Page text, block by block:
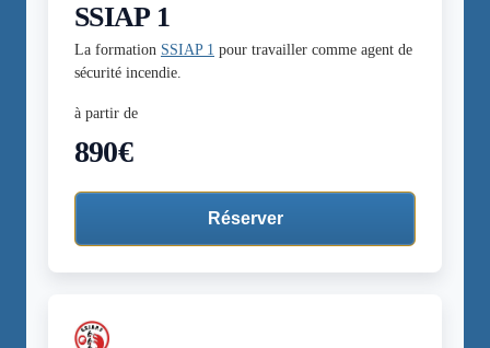
SSIAP 1
La formation SSIAP 1 pour travailler comme agent de
sécurité incendie.
à partir de
890€
Réserver